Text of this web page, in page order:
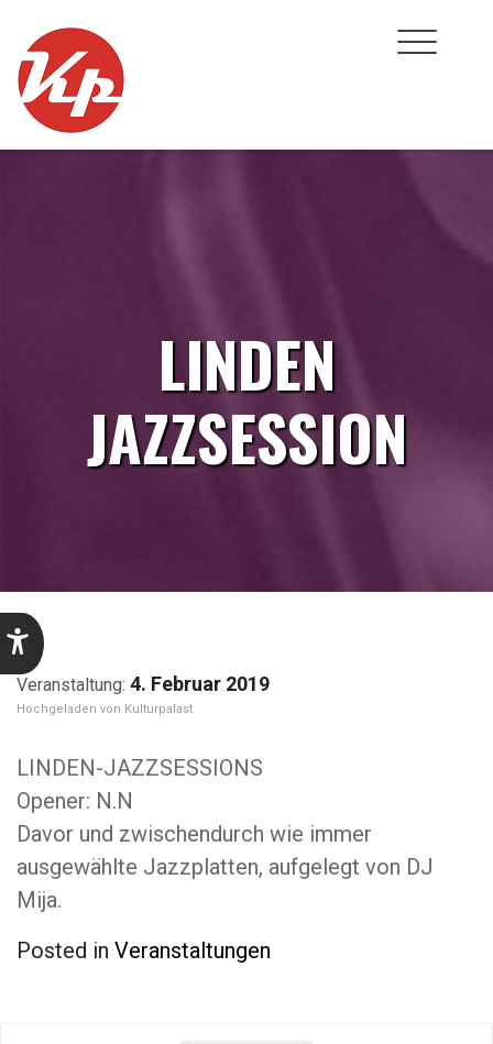
content
LINDEN
JAZZSESSION
4. Februar 2019
Kulturpalast
LINDEN-JAZZSESSIONS
Opener: N.N
Davor und zwischendurch wie immer
ausgewählte Jazzplatten, aufgelegt von DJ
Mija.
Posted in Veranstaltungen